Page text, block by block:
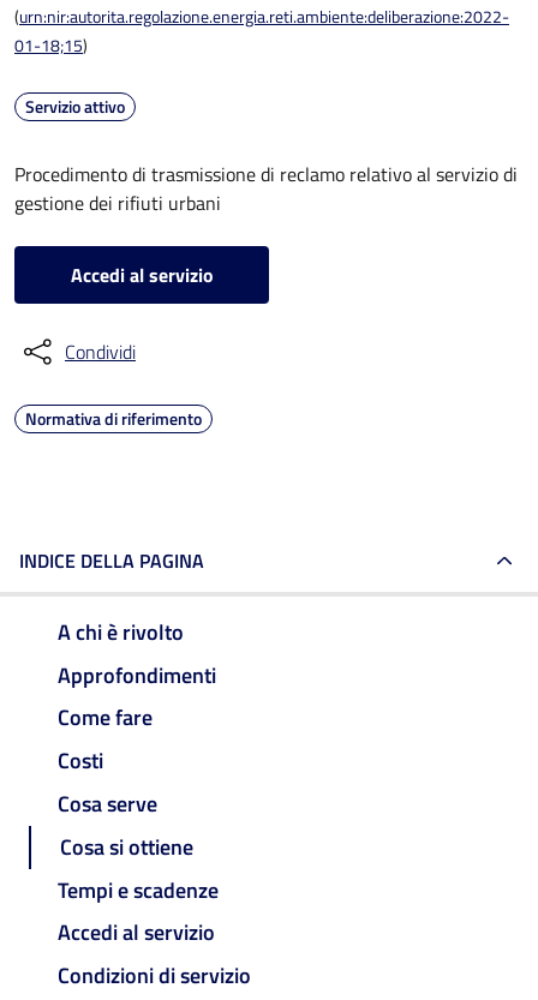
(urn:nir:autorita.regolazione.energia.reti.ambiente:deliberazione:2022-
01-18;15)
Servizio attivo
Procedimento di trasmissione di reclamo relativo al servizio di
gestione dei rifiuti urbani
Accedi al servizio
Condividi
Normativa di riferimento
INDICE DELLA PAGINA
A chi è rivolto
Approfondimenti
Come fare
Costi
Cosa serve
Cosa si ottiene
Tempi e scadenze
Accedi al servizio
Condizioni di servizio